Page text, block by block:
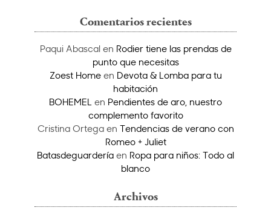
Comentarios recientes
Paqui Abascalen Rodier tiene las prendas de
punto que necesitas
Zoest Homeen Devota & Lomba para tu
habitación
BOHEMEL en Pendientes de aro, nuestro
complemento favorito
Cristina Ortegaen Tendencias de verano con
Romeo + Juliet
Batasdeguardería en Ropa para niños: Todo al
blanco
Archivos